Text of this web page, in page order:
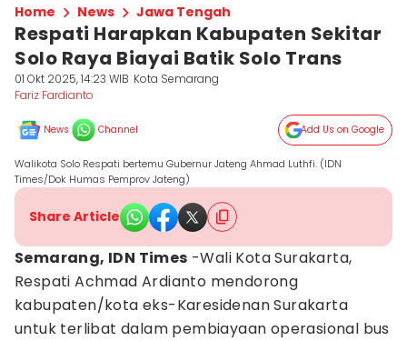
Home News Jawa Tengah
Respati Harapkan Kabupaten Sekitar
Solo Raya Biayai Batik Solo Trans
01 Okt 2025, 14:23 WIB Kota Semarang
Fariz Fardianto
News Channel Add Us on Google
Walikota Solo Respati bertemu Gubernur Jateng Ahmad Luthfi. (IDN
Times/Dok Humas Pemprov Jateng)
Share Article
Semarang, IDN Times -Wali Kota Surakarta,
Respati Achmad Ardianto mendorong
kabupaten/kota eks-Karesidenan Surakarta
untuk terlibat dalam pembiayaan operasional bus